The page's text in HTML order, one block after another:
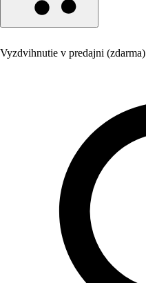
Vyzdvihnutie v predajni (zdarma)